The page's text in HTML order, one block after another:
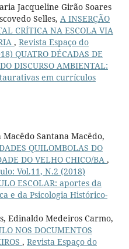
Jacqueline Girão Soares
Selles, A INSERÇÃO
CRÍTICA NA ESCOLA VIA
, Revista Espaço do
QUATRO DÉCADAS DE
DISCURSO AMBIENTAL:
em currículos
Macêdo Santana Macêdo,
QUILOMBOLAS DO
DO VELHO CHICO/BA ,
Vol.11, N.2 (2018)
ESCOLAR: aportes da
e da Psicologia Histórico-
Edinaldo Medeiros Carmo,
NOS DOCUMENTOS
, Revista Espaço do